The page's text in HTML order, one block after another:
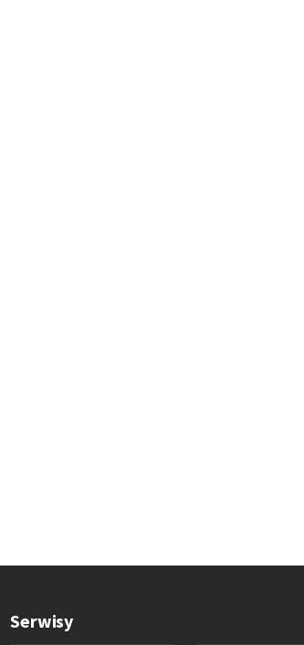
Serwisy